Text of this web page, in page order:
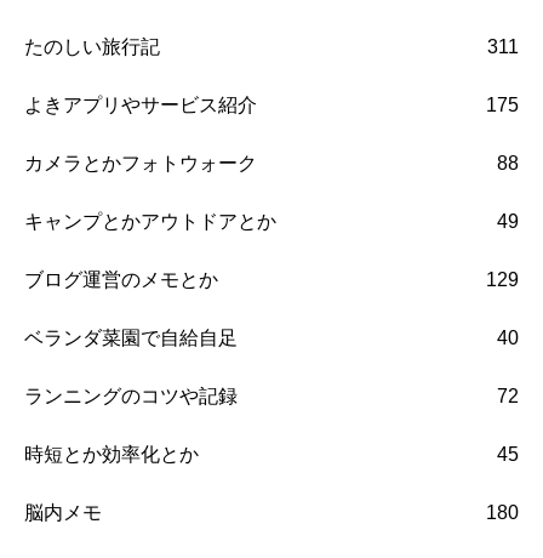
たのしい旅行記 311
よきアプリやサービス紹介 175
カメラとかフォトウォーク 88
キャンプとかアウトドアとか 49
ブログ運営のメモとか 129
ベランダ菜園で自給自足 40
ランニングのコツや記録 72
時短とか効率化とか 45
脳内メモ 180